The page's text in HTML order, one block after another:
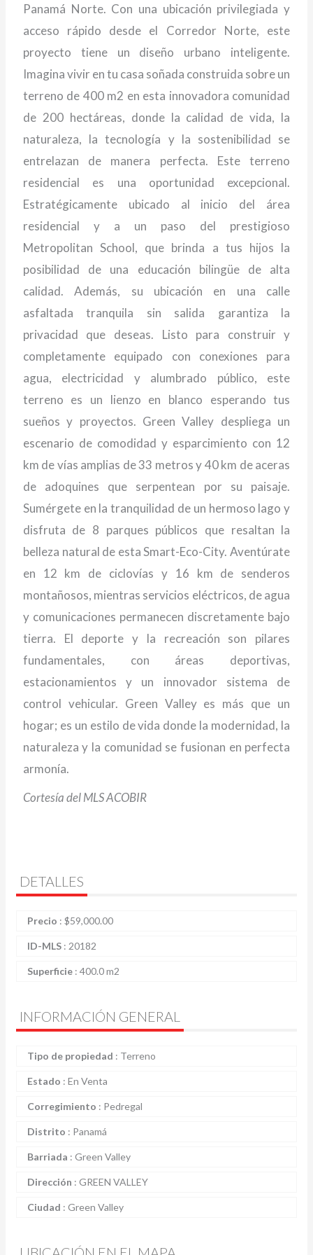
Panamá Norte. Con una ubicación privilegiada y
acceso rápido desde el Corredor Norte, este
proyecto tiene un diseño urbano inteligente.
Imagina vivir en tu casa soñada construida sobre un
terreno de 400 m2 en esta innovadora comunidad
de 200 hectáreas, donde la calidad de vida, la
naturaleza, la tecnología y la sostenibilidad se
entrelazan de manera perfecta. Este terreno
residencial es una oportunidad excepcional.
Estratégicamente ubicado al inicio del área
residencial y a un paso del prestigioso
Metropolitan School, que brinda a tus hijos la
posibilidad de una educación bilingüe de alta
calidad. Además, su ubicación en una calle
asfaltada tranquila sin salida garantiza la
privacidad que deseas. Listo para construir y
completamente equipado con conexiones para
agua, electricidad y alumbrado público, este
terreno es un lienzo en blanco esperando tus
sueños y proyectos. Green Valley despliega un
escenario de comodidad y esparcimiento con 12
km de vías amplias de 33 metros y 40 km de aceras
de adoquines que serpentean por su paisaje.
Sumérgete en la tranquilidad de un hermoso lago y
disfruta de 8 parques públicos que resaltan la
belleza natural de esta Smart-Eco-City. Aventúrate
en 12 km de ciclovías y 16 km de senderos
montañosos, mientras servicios eléctricos, de agua
y comunicaciones permanecen discretamente bajo
tierra. El deporte y la recreación son pilares
fundamentales, con áreas deportivas,
estacionamientos y un innovador sistema de
control vehicular. Green Valley es más que un
hogar; es un estilo de vida donde la modernidad, la
naturaleza y la comunidad se fusionan en perfecta
armonía.
Cortesía del MLS ACOBIR
DETALLES
Precio : $59,000.00
ID-MLS : 20182
Superficie : 400.0 m2
INFORMACIÓN GENERAL
Tipo de propiedad : Terreno
Estado : En Venta
Corregimiento : Pedregal
Distrito : Panamá
Barriada : Green Valley
Dirección : GREEN VALLEY
Ciudad : Green Valley